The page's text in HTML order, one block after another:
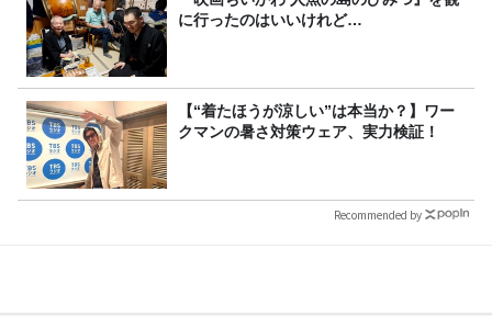
に行ったのはいいけれど…
【“着たほうが涼しい”は本当か？】ワー
クマンの暑さ対策ウェア、実力検証！
Recommended by